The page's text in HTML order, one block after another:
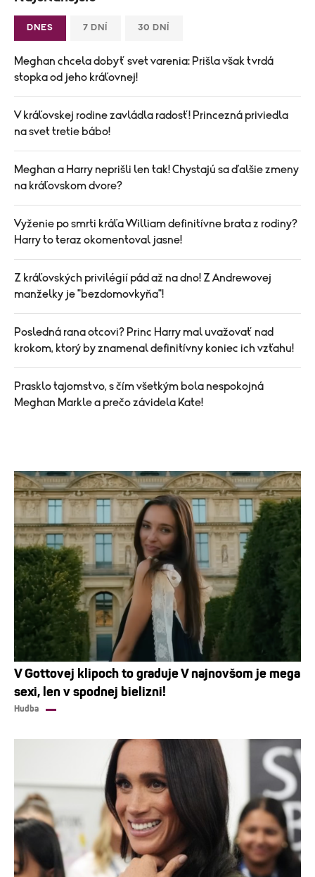
DNES 7 DNÍ 30 DNÍ
Meghan chcela dobyť svet varenia: Prišla však tvrdá
stopka od jeho kráľovnej!
V kráľovskej rodine zavládla radosť! Princezná priviedla
na svet tretie bábo!
Meghan a Harry neprišli len tak! Chystajú sa ďalšie zmeny
na kráľovskom dvore?
Vyženie po smrti kráľa William definitívne brata z rodiny?
Harry to teraz okomentoval jasne!
Z kráľovských privilégií pád až na dno! Z Andrewovej
manželky je "bezdomovkyňa"!
Posledná rana otcovi? Princ Harry mal uvažovať nad
krokom, ktorý by znamenal definitívny koniec ich vzťahu!
Prasklo tajomstvo, s čím všetkým bola nespokojná
Meghan Markle a prečo závidela Kate!
V Gottovej klipoch to graduje V najnovšom je mega
sexi, len v spodnej bielizni!
Hudba